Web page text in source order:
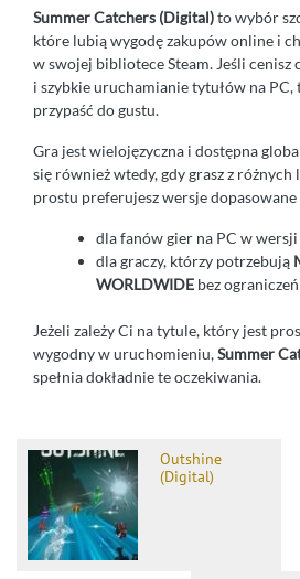
Summer Catchers (Digital)to wybór
które lubią wygodę zakupów online i
w swojej bibliotece Steam. Jeśli
i szybkie uruchamianie tytułów na
przypaść do gustu.
Gra jest wielojęzyczna i dostępna
się również wtedy, gdy grasz z
prostu preferujesz wersje dopasowane
dla fanów gier na PC w
dla graczy, którzy potrzebują
WORLDWIDE bez ograniczeń
Jeżeli zależy Ci na tytule, który jest
wygodny w uruchomieniu,Summer
spełnia dokładnie te oczekiwania.
Outshine
(Digital)